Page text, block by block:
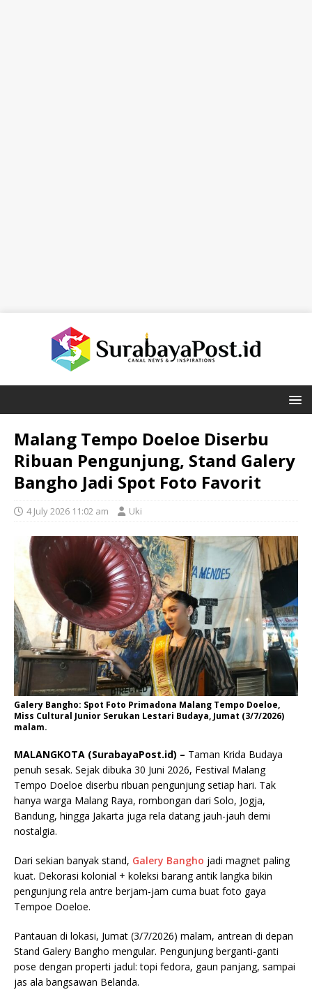
Malang Tempo Doeloe Diserbu
Ribuan Pengunjung, Stand Galery
Bangho Jadi Spot Foto Favorit
4 July 2026 11:02 am Uki
Galery Bangho: Spot Foto Primadona Malang Tempo Doeloe,
Miss Cultural Junior Serukan Lestari Budaya, Jumat (3/7/2026)
malam.
MALANGKOTA (SurabayaPost.id) – Taman Krida Budaya
penuh sesak. Sejak dibuka 30 Juni 2026, Festival Malang
Tempo Doeloe diserbu ribuan pengunjung setiap hari. Tak
hanya warga Malang Raya, rombongan dari Solo, Jogja,
Bandung, hingga Jakarta juga rela datang jauh-jauh demi
nostalgia.
Dari sekian banyak stand, Galery Bangho jadi magnet paling
kuat. Dekorasi kolonial + koleksi barang antik langka bikin
pengunjung rela antre berjam-jam cuma buat foto gaya
Tempoe Doeloe.
Pantauan di lokasi, Jumat (3/7/2026) malam, antrean di depan
Stand Galery Bangho mengular. Pengunjung berganti-ganti
pose dengan properti jadul: topi fedora, gaun panjang, sampai
jas ala bangsawan Belanda.